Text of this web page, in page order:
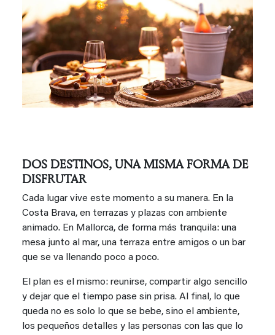
DOS DESTINOS, UNA MISMA FORMA DE
DISFRUTAR
Cada lugar vive este momento a su manera. En la
Costa Brava, en terrazas y plazas con ambiente
animado. En Mallorca, de forma más tranquila: una
mesa junto al mar, una terraza entre amigos o un bar
que se va llenando poco a poco.
El plan es el mismo: reunirse, compartir algo sencillo
y dejar que el tiempo pase sin prisa. Al final, lo que
queda no es solo lo que se bebe, sino el ambiente,
los pequeños detalles y las personas con las que lo